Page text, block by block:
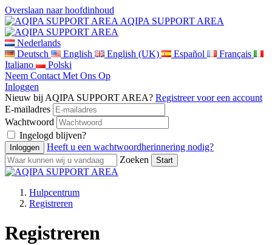
Overslaan naar hoofdinhoud
AQIPA SUPPORT AREA
Nederlands
Deutsch
English English (UK) Español
Français
Italiano
Polski
Neem Contact Met Ons Op
Inloggen
Nieuw bij AQIPA SUPPORT AREA? Registreer voor een account
E-mailadres
Wachtwoord
Ingelogd blijven?
Heeft u een wachtwoordherinnering nodig?
Zoeken
Hulpcentrum
Registreren
Registreren